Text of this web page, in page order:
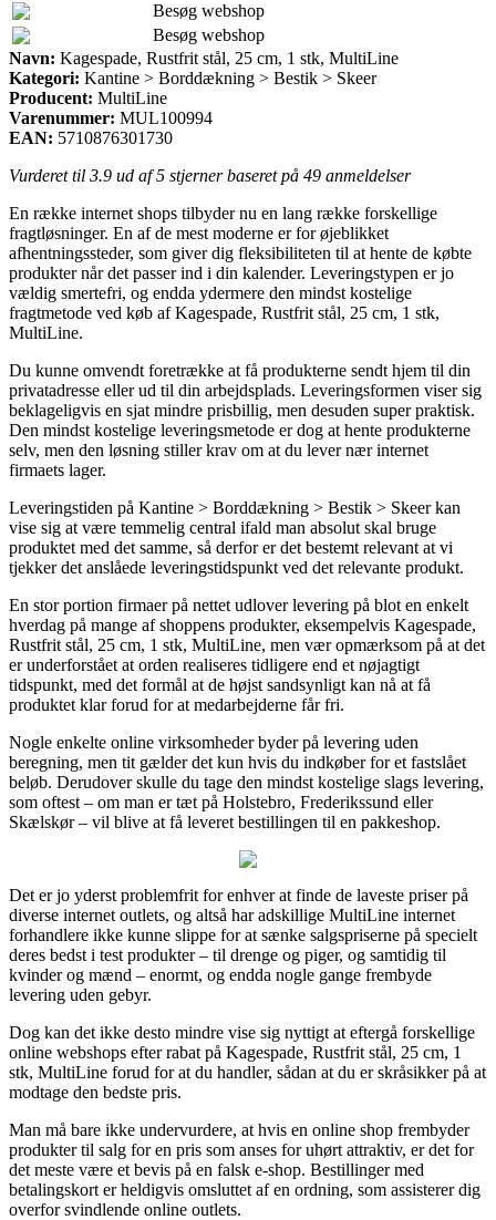
Besøg webshop
Besøg webshop
Navn: Kagespade, Rustfrit stål, 25 cm, 1 stk, MultiLine
Kategori: Kantine > Borddækning > Bestik > Skeer
Producent: MultiLine
Varenummer: MUL100994
EAN: 5710876301730
Vurderet til 3.9 ud af 5 stjerner baseret på 49 anmeldelser
En række internet shops tilbyder nu en lang række forskellige
fragtløsninger. En af de mest moderne er for øjeblikket
afhentningssteder, som giver dig fleksibiliteten til at hente de købte
produkter når det passer ind i din kalender. Leveringstypen er jo
vældig smertefri, og endda ydermere den mindst kostelige
fragtmetode ved køb af Kagespade, Rustfrit stål, 25 cm, 1 stk,
MultiLine.
Du kunne omvendt foretrække at få produkterne sendt hjem til din
privatadresse eller ud til din arbejdsplads. Leveringsformen viser sig
beklageligvis en sjat mindre prisbillig, men desuden super praktisk.
Den mindst kostelige leveringsmetode er dog at hente produkterne
selv, men den løsning stiller krav om at du lever nær internet
firmaets lager.
Leveringstiden på Kantine > Borddækning > Bestik > Skeer kan
vise sig at være temmelig central ifald man absolut skal bruge
produktet med det samme, så derfor er det bestemt relevant at vi
tjekker det anslåede leveringstidspunkt ved det relevante produkt.
En stor portion firmaer på nettet udlover levering på blot en enkelt
hverdag på mange af shoppens produkter, eksempelvis Kagespade,
Rustfrit stål, 25 cm, 1 stk, MultiLine, men vær opmærksom på at det
er underforstået at orden realiseres tidligere end et nøjagtigt
tidspunkt, med det formål at de højst sandsynligt kan nå at få
produktet klar forud for at medarbejderne får fri.
Nogle enkelte online virksomheder byder på levering uden
beregning, men tit gælder det kun hvis du indkøber for et fastslået
beløb. Derudover skulle du tage den mindst kostelige slags levering,
som oftest – om man er tæt på Holstebro, Frederikssund eller
Skælskør – vil blive at få leveret bestillingen til en pakkeshop.
Det er jo yderst problemfrit for enhver at finde de laveste priser på
diverse internet outlets, og altså har adskillige MultiLine internet
forhandlere ikke kunne slippe for at sænke salgspriserne på specielt
deres bedst i test produkter – til drenge og piger, og samtidig til
kvinder og mænd – enormt, og endda nogle gange frembyde
levering uden gebyr.
Dog kan det ikke desto mindre vise sig nyttigt at eftergå forskellige
online webshops efter rabat på Kagespade, Rustfrit stål, 25 cm, 1
stk, MultiLine forud for at du handler, sådan at du er skråsikker på at
modtage den bedste pris.
Man må bare ikke undervurdere, at hvis en online shop frembyder
produkter til salg for en pris som anses for uhørt attraktiv, er det for
det meste være et bevis på en falsk e-shop. Bestillinger med
betalingskort er heldigvis omsluttet af en ordning, som assisterer dig
overfor svindlende online outlets.